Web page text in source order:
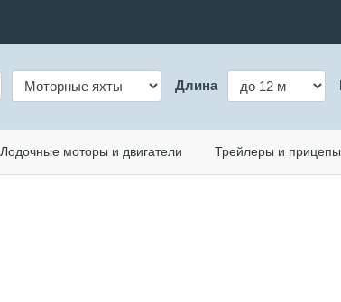
Длина
Лодочные моторы и двигатели Трейлеры и прицепы